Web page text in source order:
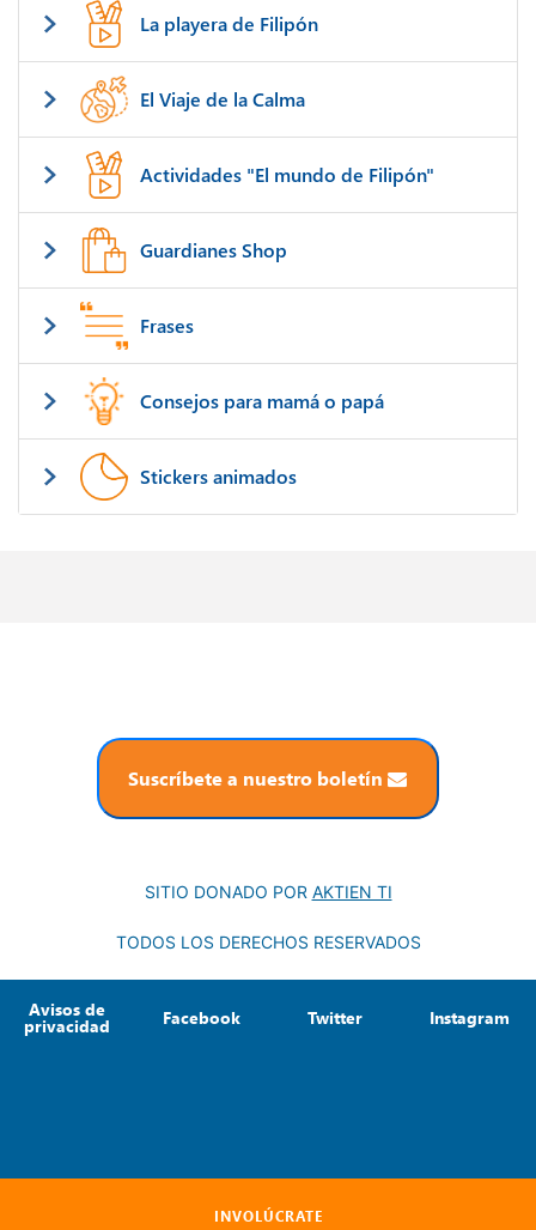
La playera de Filipón
El Viaje de la Calma
Actividades "El mundo de Filipón"
Guardianes Shop
Frases
Consejos para mamá o papá
Stickers animados
Suscríbete a nuestro boletín
SITIO DONADO POR AKTIEN TI
TODOS LOS DERECHOS RESERVADOS
Avisos de
privacidad Facebook Twitter Instagram
INVOLÚCRATE